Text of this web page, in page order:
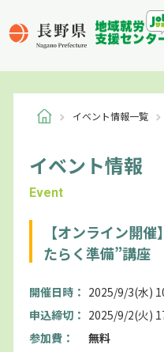
イベント情報一覧
イベント情報
Event
【オンライン開
たらく準備”講座
開催日時： 2025/9/3(水)
申込締切： 2025/9/2(火)
参加費：
無料